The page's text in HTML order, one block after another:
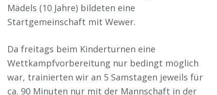
Mädels (10 Jahre) bildeten eine
Startgemeinschaft mit Wewer.
Da freitags beim Kinderturnen eine
Wettkampfvorbereitung nur bedingt möglich
war, trainierten wir an 5 Samstagen jeweils für
ca. 90 Minuten nur mit der Mannschaft in der